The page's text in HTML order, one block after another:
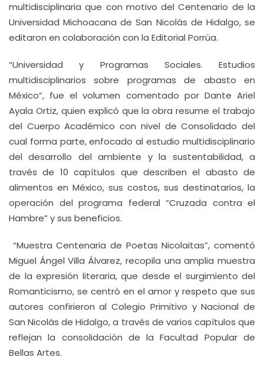
multidisciplinaria que con motivo del Centenario de la
Universidad Michoacana de San Nicolás de Hidalgo, se
editaron en colaboración con la Editorial Porrúa.
“Universidad y Programas Sociales. Estudios
multidisciplinarios sobre programas de abasto en
México”, fue el volumen comentado por Dante Ariel
Ayala Ortiz, quien explicó que la obra resume el trabajo
del Cuerpo Académico con nivel de Consolidado del
cual forma parte, enfocado al estudio multidisciplinario
del desarrollo del ambiente y la sustentabilidad, a
través de 10 capítulos que describen el abasto de
alimentos en México, sus costos, sus destinatarios, la
operación del programa federal “Cruzada contra el
Hambre” y sus beneficios.
“Muestra Centenaria de Poetas Nicolaitas”, comentó
Miguel Ángel Villa Álvarez, recopila una amplia muestra
de la expresión literaria, que desde el surgimiento del
Romanticismo, se centró en el amor y respeto que sus
autores confirieron al Colegio Primitivo y Nacional de
San Nicolás de Hidalgo, a través de varios capítulos que
reflejan la consolidación de la Facultad Popular de
Bellas Artes.